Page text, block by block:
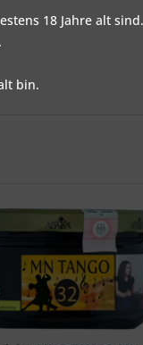
18 Jahre alt sind.
bin.